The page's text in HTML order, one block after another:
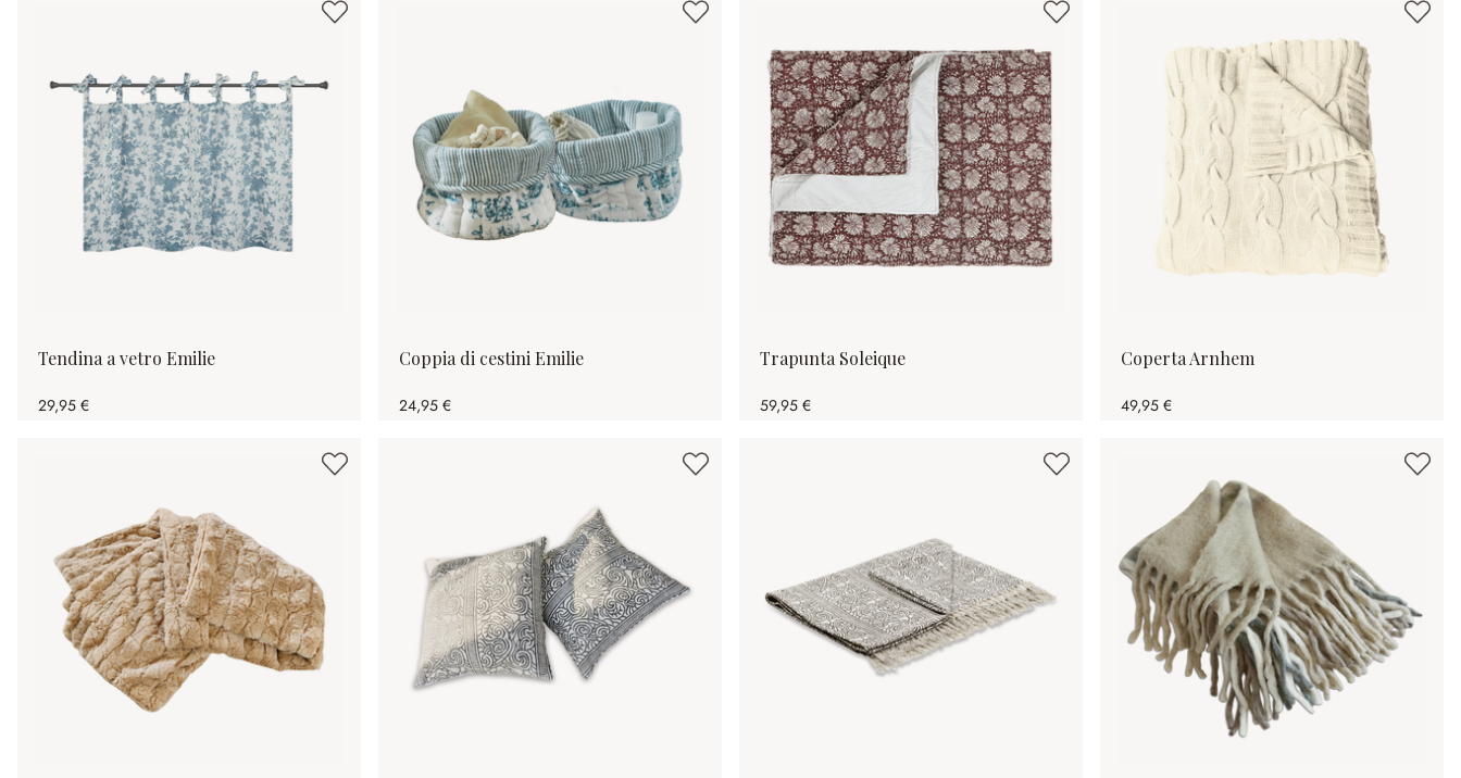
Tendina a vetro Emilie
29,95 €
Coppia di cestini Emilie
24,95 €
Trapunta Soleique
59,95 €
Coperta Arnhem
49,95 €